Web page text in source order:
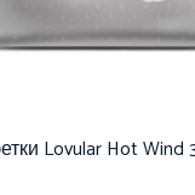
Lovular Hot Wind